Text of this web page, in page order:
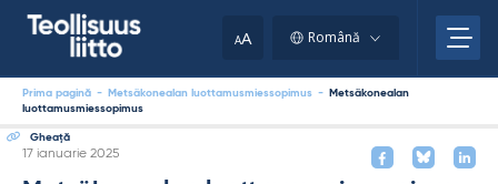
AA Română
Prima pagină - Metsäkonealan luottamusmiessopimus -
Metsäkonealan
luottamusmiessopimus
Gheaţă
Kirjoitettu
17 ianuarie 2025